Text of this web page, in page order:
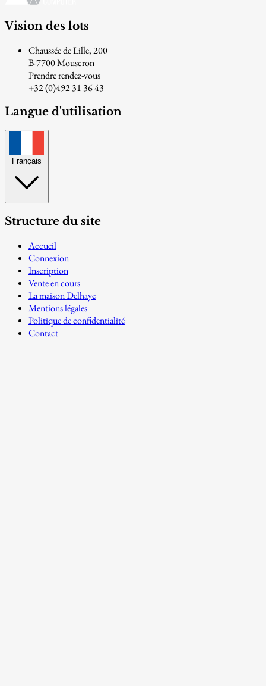
Vision des lots
Chaussée de Lille, 200
B-7700 Mouscron
Prendre rendez-vous
+32 (0)492 31 36 43
Langue d'utilisation
Français
Structure du site
Accueil
Connexion
Inscription
Vente en cours
La maison Delhaye
Mentions légales
Politique de confidentialité
Contact